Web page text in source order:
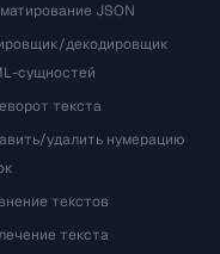
JSON
декодировщик
сущностей
текста
удалить нумерацию
текстов
текста